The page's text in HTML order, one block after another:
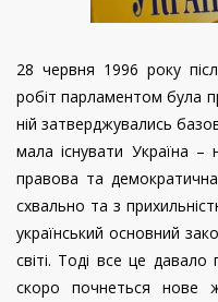
28 червня 1996 року
робіт парламентом була
ній затверджувались
мала існувати Україна –
правова та
схвально та з
український основний
світі. Тоді все це
скоро почнеться нове